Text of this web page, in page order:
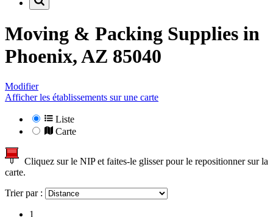
Moving & Packing Supplies in
Phoenix, AZ 85040
Modifier
Afficher les établissements sur une carte
Liste
Carte
Cliquez sur le NIP et faites-le glisser pour le repositionner sur la
carte.
Trier par :
1